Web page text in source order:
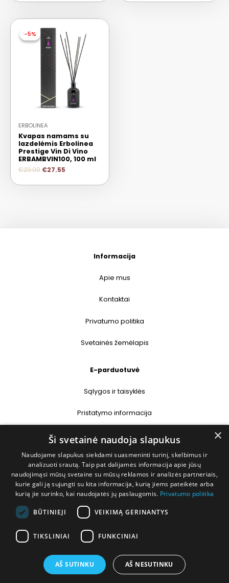
-5%
-5%
ERBOLINEA
Kvapas namams su
lazdelėmis Erbolinea
Prestige Vin Di Vino
ERBAMBVIN100, 100 ml
€29.00 €27.55
Informacija
Apie mus
Kontaktai
Privatumo politika
Svetainės žemėlapis
E-parduotuvė
Sąlygos ir taisyklės
Pristatymo informacija
Prekių grąžinimas
Kontaktai
+370 677 31358
×
Ši svetainė naudoja slapukus
Naudojame slapukus siekdami suasmeninti turinį, skelbimus ir
analizuoti srautą. Taip pat dalijamės informacija apie jūsų
naudojimąsi mūsų svetaine su mūsų reklamos ir analizės partneriais,
kurie gali ją sujungti su kita informacija, kurią jiems pateikėte arba
kurią jie surinko, kai naudojatės jų paslaugomis. Privatumo politika
BŪTINIEJI VEIKIMĄ GERINANTYS
TIKSLINIAI FUNKCINIAI
AŠ SUTINKU AŠ NESUTINKU